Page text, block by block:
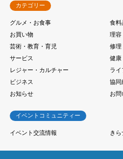
カテゴリー
グルメ・お食事
食料
お買い物
理容
芸術・教育・育児
修理
サービス
健康
レジャー・カルチャー
ライ
ビジネス
協同
お知らせ
お
イベントコミュニティー
イベント交流情報 きら